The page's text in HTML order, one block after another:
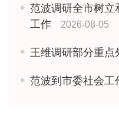
范波调研全市树立
工作
2026-08-05
王维调研部分重点
范波到市委社会工